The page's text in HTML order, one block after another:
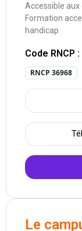
Accessible aux
Formation
handicap
Code RNCP :
RNCP 36968
Le